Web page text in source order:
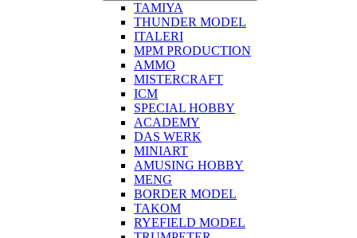
TAMIYA
THUNDER MODEL
ITALERI
MPM PRODUCTION
AMMO
MISTERCRAFT
ICM
SPECIAL HOBBY
ACADEMY
DAS WERK
MINIART
AMUSING HOBBY
MENG
BORDER MODEL
TAKOM
RYEFIELD MODEL